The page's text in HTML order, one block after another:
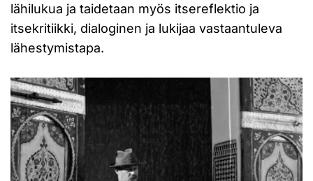
lähilukua ja taidetaan myös itsereflektio ja
itsekritiikki, dialoginen ja lukijaa vastaantuleva
lähestymistapa.